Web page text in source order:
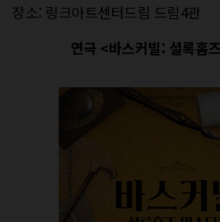
장소: 링크아트센터드림 드림4관
연극 <바스커빌: 셜록홈